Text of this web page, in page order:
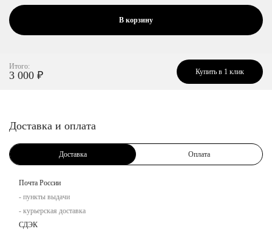
В корзину
Итого:
3 000 ₽ Купить в 1 клик
Доставка и оплата
Доставка Оплата
Почта России
- пункты выдачи
- курьерская доставка
СДЭК